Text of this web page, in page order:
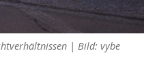
| Bild: vybe